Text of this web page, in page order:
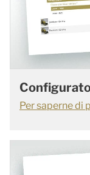
Per saperne di